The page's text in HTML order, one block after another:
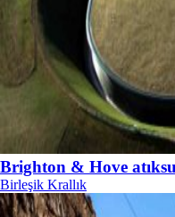
Brighton & Hove
Birleşik Krallık